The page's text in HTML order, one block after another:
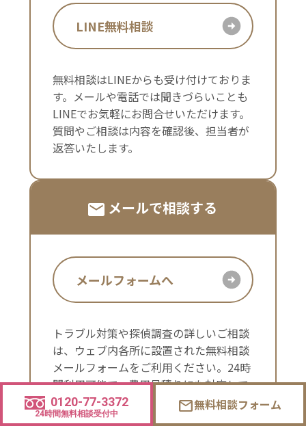
LINE無料相談
無料相談はLINEからも受け付けておりま
す。メールや電話では聞きづらいことも
LINEでお気軽にお問合せいただけます。
質問やご相談は内容を確認後、担当者が
返答いたします。
メールで相談する
メールフォームへ
トラブル対策や探偵調査の詳しいご相談
は、ウェブ内各所に設置された無料相談
メールフォームをご利用ください。24時
間利用可能で、費用見積りにも対応して
おります。
0120-77-3372
24時間無料相談受付中 mail無料相談フォーム